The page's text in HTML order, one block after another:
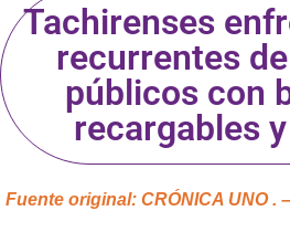
Tachirenses
recurrentes
públicos con
recargables
Fuente original: CRÓNICA UNO . –